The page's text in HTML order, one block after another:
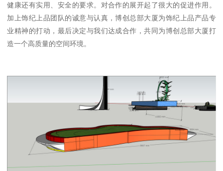
健康还有实用、安全的要求。对合作的展开起了很大的促进作用。
加上饰纪上品团队的诚意与认真，博创总部大厦为饰纪上品产品专
业精神的打动，最后决定与我们达成合作，共同为博创总部大厦打
造一个高质量的空间环境。